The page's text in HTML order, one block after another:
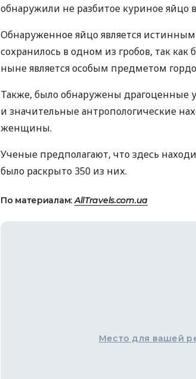
обнаружили не разбитое куриное яйцо
Обнаруженное яйцо является
сохранилось в одном из гробов, так как
ныне является особым предметом
Также, было обнаружены драгоценные
и значительные антропологические
женщины.
Ученые предполагают, что здесь
было раскрыто 350 из них.
По материалам:AllTravels.com.ua
Место для вашей